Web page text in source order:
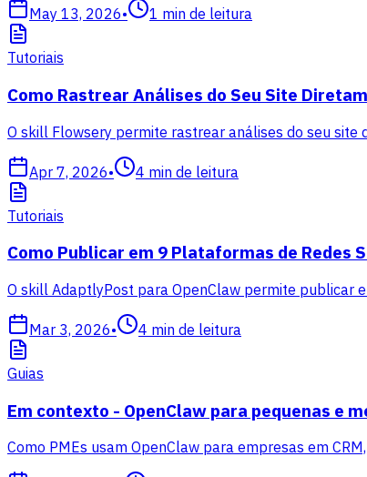
May 13, 2026• 1 min de leitura
Tutoriais
Como Rastrear Análises do Seu Site
O skill Flowsery permite rastrear análises do seu site
Apr 7, 2026• 4 min de leitura
Tutoriais
Como Publicar em 9 Plataformas de Redes
O skill AdaptlyPost para OpenClaw permite publicar
Mar 3, 2026• 4 min de leitura
Guias
Em contexto - OpenClaw para pequenas e
Como PMEs usam OpenClaw para empresas em